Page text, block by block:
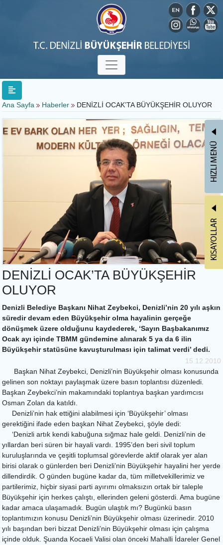
Ana Sayfa Haberler DENİZLİ OCAK’TA BÜYÜKŞEHİR OLUYOR
DENİZLİ OCAK’TA BÜYÜKŞEHİR
OLUYOR
Denizli Belediye Başkanı Nihat Zeybekci, Denizli’nin 20 yılı aşkın
süredir devam eden Büyükşehir olma hayalinin gerçeğe
dönüşmek üzere olduğunu kaydederek, ‘Sayın Başbakanımız
Ocak ayı içinde TBMM gündemine alınarak 5 ya da 6 ilin
Büyükşehir statüsüne kavuşturulması için talimat verdi’ dedi.
15.12.2010
Başkan Nihat Zeybekci, Denizli’nin Büyükşehir olması konusunda
gelinen son noktayı paylaşmak üzere basın toplantısı düzenledi.
Başkan Zeybekci’nin makamındaki toplantıya başkan yardımcısı
Osman Zolan da katıldı.
Denizli’nin hak ettiğini alabilmesi için ‘Büyükşehir’ olması
gerektiğini ifade eden başkan Nihat Zeybekci, şöyle dedi:
‘Denizli artık kendi kabuğuna sığmaz hale geldi. Denizli’nin de
yıllardan beri süren bir hayali vardı. 1995’den beri sivil toplum
kuruluşlarında ve çeşitli toplumsal görevlerde aktif olarak yer alan
birisi olarak o günlerden beri Denizli’nin Büyükşehir hayalini her yerde
dillendirdik. O günden bugüne kadar da, tüm milletvekillerimiz ve
partilerimiz, hiçbir siyasi parti ayırımı olmaksızın ortak bir taleple
Büyükşehir için herkes çalıştı, ellerinden geleni gösterdi. Ama bugüne
kadar amaca ulaşamadık. Bugün ulaştık mı? Bugünkü basın
toplantımızın konusu Denizli’nin Büyükşehir olması üzerinedir. 2010
yılı başından beri bizzat Denizli’nin Büyükşehir olması için çalışma
içinde olduk. Şuanda Kocaeli Valisi olan önceki Mahalli İdareler Genel